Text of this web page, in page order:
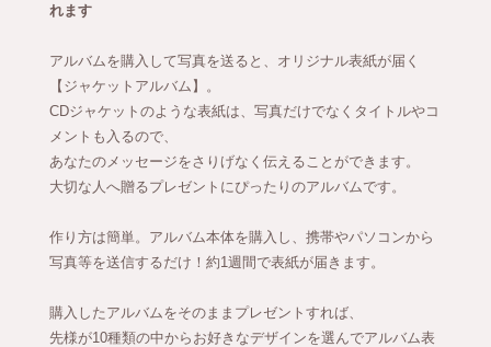
れます
アルバムを購入して写真を送ると、オリジナル表紙が届く
【ジャケットアルバム】。
CDジャケットのような表紙は、写真だけでなくタイトルやコ
メントも入るので、
あなたのメッセージをさりげなく伝えることができます。
大切な人へ贈るプレゼントにぴったりのアルバムです。
作り方は簡単。アルバム本体を購入し、携帯やパソコンから
写真等を送信するだけ！約1週間で表紙が届きます。
購入したアルバムをそのままプレゼントすれば、
先様が10種類の中からお好きなデザインを選んでアルバム表